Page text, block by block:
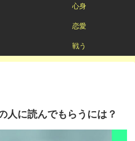
心身
恋愛
戦う
人に読んでもらうには？